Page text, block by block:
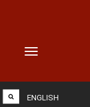
Toggle
ENGLISH